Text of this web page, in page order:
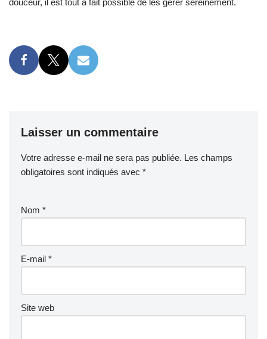
douceur, il est tout à fait possible de les gérer sereinement.
Laisser un commentaire
Votre adresse e-mail ne sera pas publiée. Les champs
obligatoires sont indiqués avec *
Nom *
E-mail *
Site web